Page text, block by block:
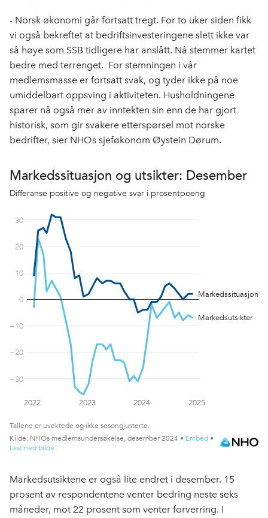
- Norsk økonomi går fortsatt tregt. For to uker siden fikk
vi også bekreftet at bedriftsinvesteringene slett ikke var
så høye som SSB tidligere har anslått. Nå stemmer kartet
bedre med terrenget. For stemningen i vår
medlemsmasse er fortsatt svak, og tyder ikke på noe
umiddelbart oppsving i aktiviteten. Husholdningene
sparer nå også mer av inntekten sin enn de har gjort
historisk, som gir svakere etterspørsel mot norske
bedrifter, sier NHOs sjeføkonom Øystein Dørum.
Markedsutsiktene er også lite endret i desember. 15
prosent av respondentene venter bedring neste seks
måneder, mot 22 prosent som venter forverring. I